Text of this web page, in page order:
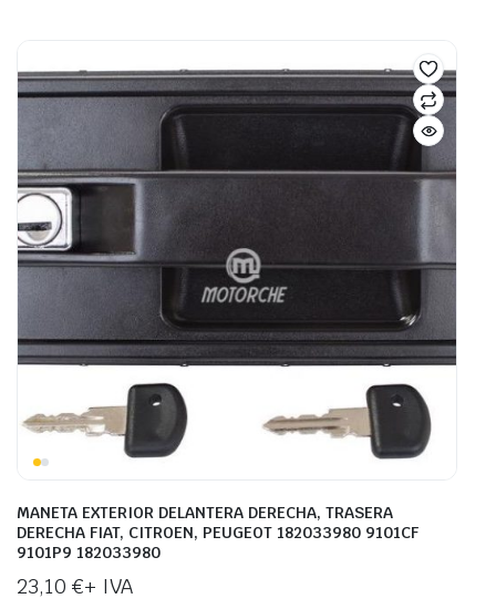
MANETA EXTERIOR DELANTERA DERECHA, TRASERA
DERECHA FIAT, CITROEN, PEUGEOT 182033980 9101CF
9101P9 182033980
23,10 €+ IVA